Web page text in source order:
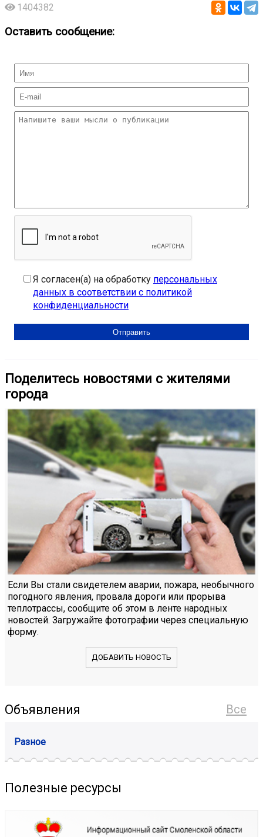
1404382
Оставить сообщение:
Я согласен(а) на обработку персональных
данных в соответствии с политикой
конфиденциальности
Поделитесь новостями с жителями
города
Если Вы стали свидетелем аварии, пожара, необычного
погодного явления, провала дороги или прорыва
теплотрассы, сообщите об этом в ленте народных
новостей. Загружайте фотографии через специальную
форму.
ДОБАВИТЬ НОВОСТЬ
Все
Объявления
Разное
Полезные ресурсы